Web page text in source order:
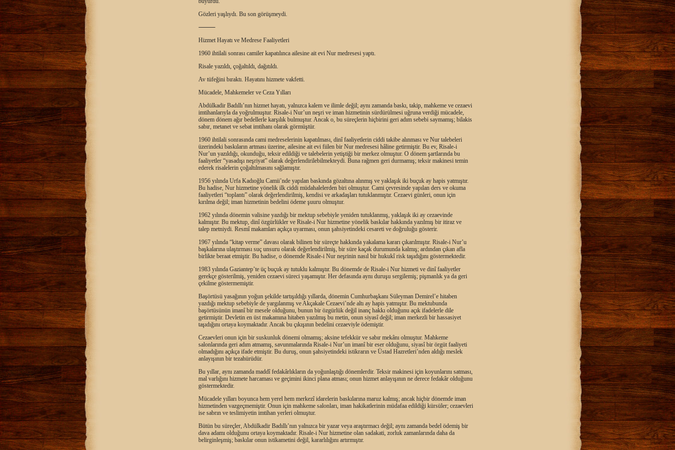
Gözleri yaşlıydı. Bu son görüşmeydi.
⸻
Hizmet Hayatı ve Medrese Faaliyetleri
1960 ihtilali sonrası camiler kapatılınca ailesine ait evi Nur medresesi yaptı.
Risale yazıldı, çoğaltıldı, dağıtıldı.
Av tüfeğini bıraktı. Hayatını hizmete vakfetti.
Mücadele, Mahkemeler ve Ceza Yılları
Abdülkadir Badıllı’nın hizmet hayatı, yalnızca kalem ve ilimle değil; aynı zamanda baskı, takip, mahkeme ve cezaevi
imtihanlarıyla da yoğrulmuştur. Risale-i Nur’un neşri ve iman hizmetinin sürdürülmesi uğruna verdiği mücadele,
dönem dönem ağır bedellerle karşılık bulmuştur. Ancak o, bu süreçlerin hiçbirini geri adım sebebi saymamış; bilakis
sabır, metanet ve sebat imtihanı olarak görmüştür.
1960 ihtilali sonrasında cami medreselerinin kapatılması, dinî faaliyetlerin ciddi takibe alınması ve Nur talebeleri
üzerindeki baskıların artması üzerine, ailesine ait evi fiilen bir Nur medresesi hâline getirmiştir. Bu ev, Risale-i
Nur’un yazıldığı, okunduğu, teksir edildiği ve talebelerin yetiştiği bir merkez olmuştur. O dönem şartlarında bu
faaliyetler “yasadışı neşriyat” olarak değerlendirilebilmekteydi. Buna rağmen geri durmamış; teksir makinesi temin
ederek risalelerin çoğaltılmasını sağlamıştır.
1956 yılında Urfa Kadıoğlu Camii’nde yapılan baskında gözaltına alınmış ve yaklaşık iki buçuk ay hapis yatmıştır.
Bu hadise, Nur hizmetine yönelik ilk ciddi müdahalelerden biri olmuştur. Cami çevresinde yapılan ders ve okuma
faaliyetleri “toplantı” olarak değerlendirilmiş, kendisi ve arkadaşları tutuklanmıştır. Cezaevi günleri, onun için
kırılma değil; iman hizmetinin bedelini ödeme şuuru olmuştur.
1962 yılında dönemin valisine yazdığı bir mektup sebebiyle yeniden tutuklanmış, yaklaşık iki ay cezaevinde
kalmıştır. Bu mektup, dinî özgürlükler ve Risale-i Nur hizmetine yönelik baskılar hakkında yazılmış bir itiraz ve
talep metniydi. Resmî makamları açıkça uyarması, onun şahsiyetindeki cesareti ve doğruluğu gösterir.
1967 yılında “kitap verme” davası olarak bilinen bir süreçte hakkında yakalama kararı çıkarılmıştır. Risale-i Nur’u
başkalarına ulaştırması suç unsuru olarak değerlendirilmiş, bir süre kaçak durumunda kalmış; ardından çıkan afla
birlikte beraat etmiştir. Bu hadise, o dönemde Risale-i Nur neşrinin nasıl bir hukukî risk taşıdığını göstermektedir.
1983 yılında Gaziantep’te üç buçuk ay tutuklu kalmıştır. Bu dönemde de Risale-i Nur hizmeti ve dinî faaliyetler
gerekçe gösterilmiş, yeniden cezaevi süreci yaşamıştır. Her defasında aynı duruşu sergilemiş; pişmanlık ya da geri
çekilme göstermemiştir.
Başörtüsü yasağının yoğun şekilde tartışıldığı yıllarda, dönemin Cumhurbaşkanı Süleyman Demirel’e hitaben
yazdığı mektup sebebiyle de yargılanmış ve Akçakale Cezaevi’nde altı ay hapis yatmıştır. Bu mektubunda
başörtüsünün imanî bir mesele olduğunu, bunun bir özgürlük değil inanç hakkı olduğunu açık ifadelerle dile
getirmiştir. Devletin en üst makamına hitaben yazılmış bu metin, onun siyasî değil; iman merkezli bir hassasiyet
taşıdığını ortaya koymaktadır. Ancak bu çıkışının bedelini cezaeviyle ödemiştir.
Cezaevleri onun için bir suskunluk dönemi olmamış; aksine tefekkür ve sabır mekânı olmuştur. Mahkeme
salonlarında geri adım atmamış, savunmalarında Risale-i Nur’un imanî bir eser olduğunu, siyasî bir örgüt faaliyeti
olmadığını açıkça ifade etmiştir. Bu duruş, onun şahsiyetindeki istikrarın ve Üstad Hazretleri’nden aldığı meslek
anlayışının bir tezahürüdür.
Bu yıllar, aynı zamanda maddî fedakârlıkların da yoğunlaştığı dönemlerdir. Teksir makinesi için koyunlarını satması,
mal varlığını hizmete harcaması ve geçimini ikinci plana atması; onun hizmet anlayışının ne derece fedakâr olduğunu
göstermektedir.
Mücadele yılları boyunca hem yerel hem merkezî idarelerin baskılarına maruz kalmış; ancak hiçbir dönemde iman
hizmetinden vazgeçmemiştir. Onun için mahkeme salonları, iman hakikatlerinin müdafaa edildiği kürsüler; cezaevleri
ise sabrın ve teslimiyetin imtihan yerleri olmuştur.
Bütün bu süreçler, Abdülkadir Badıllı’nın yalnızca bir yazar veya araştırmacı değil; aynı zamanda bedel ödemiş bir
dava adamı olduğunu ortaya koymaktadır. Risale-i Nur hizmetine olan sadakati, zorluk zamanlarında daha da
belirginleşmiş; baskılar onun istikametini değil, kararlılığını artırmıştır.